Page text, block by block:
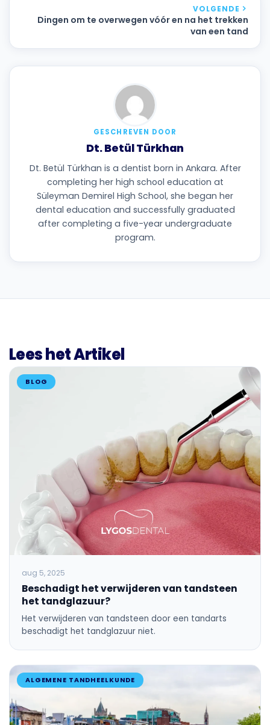
VOLGENDE
Dingen om te overwegen vóór en na het trekken
van een tand
GESCHREVEN DOOR
Dt. Betül Türkhan
Dt. Betül Türkhan is a dentist born in Ankara. After
completing her high school education at
Süleyman Demirel High School, she began her
dental education and successfully graduated
after completing a five-year undergraduate
program.
Lees het Artikel
BLOG
aug 5, 2025
Beschadigt het verwijderen van tandsteen
het tandglazuur?
Het verwijderen van tandsteen door een tandarts
beschadigt het tandglazuur niet.
ALGEMENE TANDHEELKUNDE